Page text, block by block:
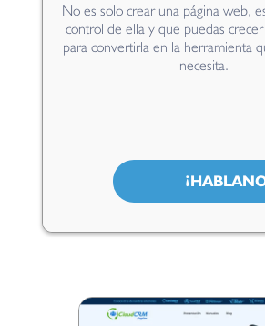
No es solo crear una página web,
control de ella y que puedas
para convertirla en la herramienta
necesita.